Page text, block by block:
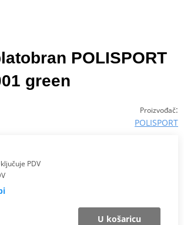
POLISPORT
green
Proizvođač:
POLISPORT
PDV
U košaricu